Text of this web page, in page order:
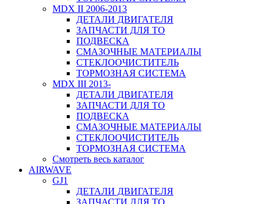
MDX II 2006-2013
ДЕТАЛИ ДВИГАТЕЛЯ
ЗАПЧАСТИ ДЛЯ ТО
ПОДВЕСКА
СМАЗОЧНЫЕ МАТЕРИАЛЫ
СТЕКЛООЧИСТИТЕЛЬ
ТОРМОЗНАЯ СИСТЕМА
MDX III 2013-
ДЕТАЛИ ДВИГАТЕЛЯ
ЗАПЧАСТИ ДЛЯ ТО
ПОДВЕСКА
СМАЗОЧНЫЕ МАТЕРИАЛЫ
СТЕКЛООЧИСТИТЕЛЬ
ТОРМОЗНАЯ СИСТЕМА
Смотреть весь каталог
AIRWAVE
GJ1
ДЕТАЛИ ДВИГАТЕЛЯ
ЗАПЧАСТИ ДЛЯ ТО